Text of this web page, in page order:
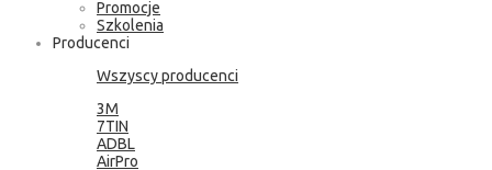
Promocje
Szkolenia
Producenci
Wszyscy producenci
3M
7TIN
ADBL
AirPro